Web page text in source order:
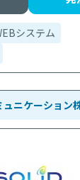
システム
ュニケーション